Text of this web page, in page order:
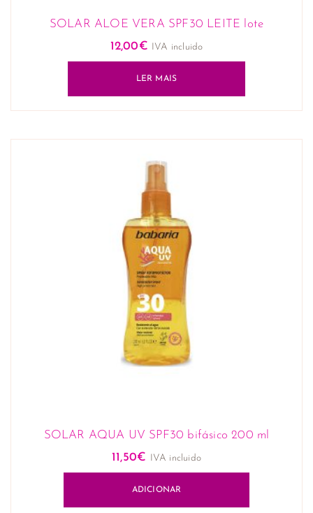
SOLAR ALOE VERA SPF30 LEITE lote
12,00€ IVA incluido
LER MAIS
SOLAR AQUA UV SPF30 bifásico 200 ml
11,50€ IVA incluido
ADICIONAR